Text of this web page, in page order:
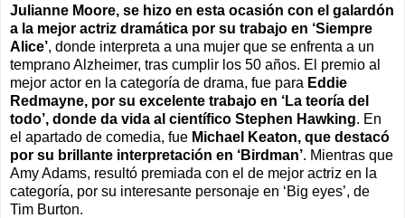
Julianne Moore, se hizo en esta ocasión con el galardón
a la mejor actriz dramática por su trabajo en ‘Siempre
Alice’, donde interpreta a una mujer que se enfrenta a un
temprano Alzheimer, tras cumplir los 50 años. El premio al
mejor actor en la categoría de drama, fue para Eddie
Redmayne, por su excelente trabajo en ‘La teoría del
todo’, donde da vida al científico Stephen Hawking. En
el apartado de comedia, fue Michael Keaton, que destacó
por su brillante interpretación en ‘Birdman’. Mientras que
Amy Adams, resultó premiada con el de mejor actriz en la
categoría, por su interesante personaje en ‘Big eyes’, de
Tim Burton.